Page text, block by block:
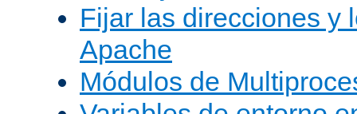
Fijar las direcciones y
Apache
Módulos de